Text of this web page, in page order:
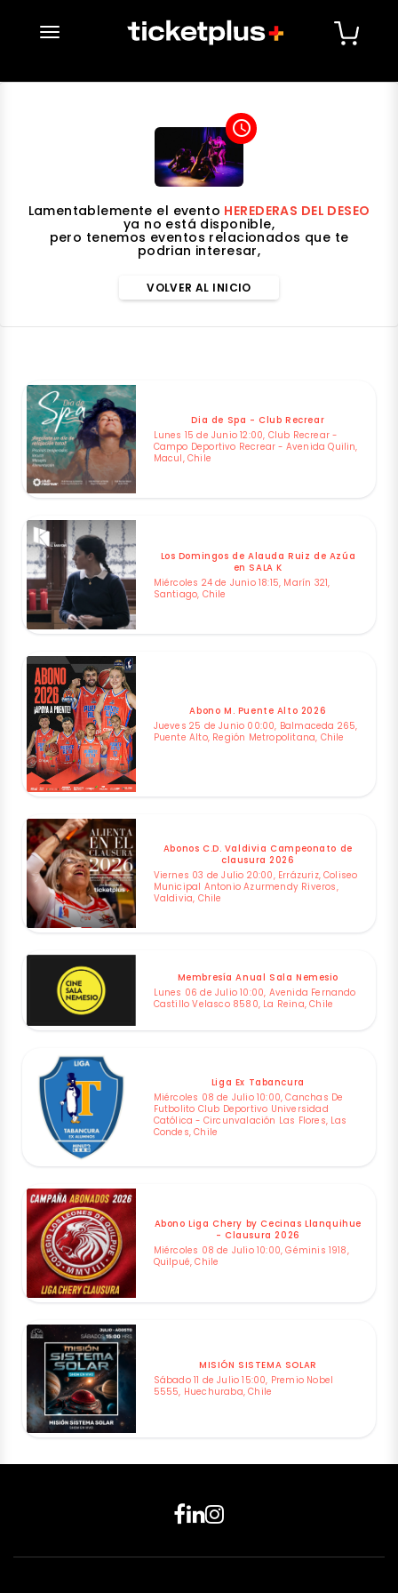
desplegar navegación
access_time
Lamentablemente el evento HEREDERAS DEL DESEO
ya no está disponible,
pero tenemos eventos relacionados que te
podrian interesar,
VOLVER AL INICIO
Dia de Spa - Club Recrear
Lunes 15 de Junio 12:00, Club Recrear -
Campo Deportivo Recrear - Avenida Quilin,
Macul, Chile
Los Domingos de Alauda Ruiz de Azúa
en SALA K
Miércoles 24 de Junio 18:15, Marín 321,
Santiago, Chile
Abono M. Puente Alto 2026
Jueves 25 de Junio 00:00, Balmaceda 265,
Puente Alto, Región Metropolitana, Chile
Abonos C.D. Valdivia Campeonato de
clausura 2026
Viernes 03 de Julio 20:00, Errázuriz, Coliseo
Municipal Antonio Azurmendy Riveros,
Valdivia, Chile
Membresía Anual Sala Nemesio
Lunes 06 de Julio 10:00, Avenida Fernando
Castillo Velasco 8580, La Reina, Chile
Liga Ex Tabancura
Miércoles 08 de Julio 10:00, Canchas De
Futbolito Club Deportivo Universidad
Católica - Circunvalación Las Flores, Las
Condes, Chile
Abono Liga Chery by Cecinas Llanquihue
- Clausura 2026
Miércoles 08 de Julio 10:00, Géminis 1918,
Quilpué, Chile
MISIÓN SISTEMA SOLAR
Sábado 11 de Julio 15:00, Premio Nobel
5555, Huechuraba, Chile